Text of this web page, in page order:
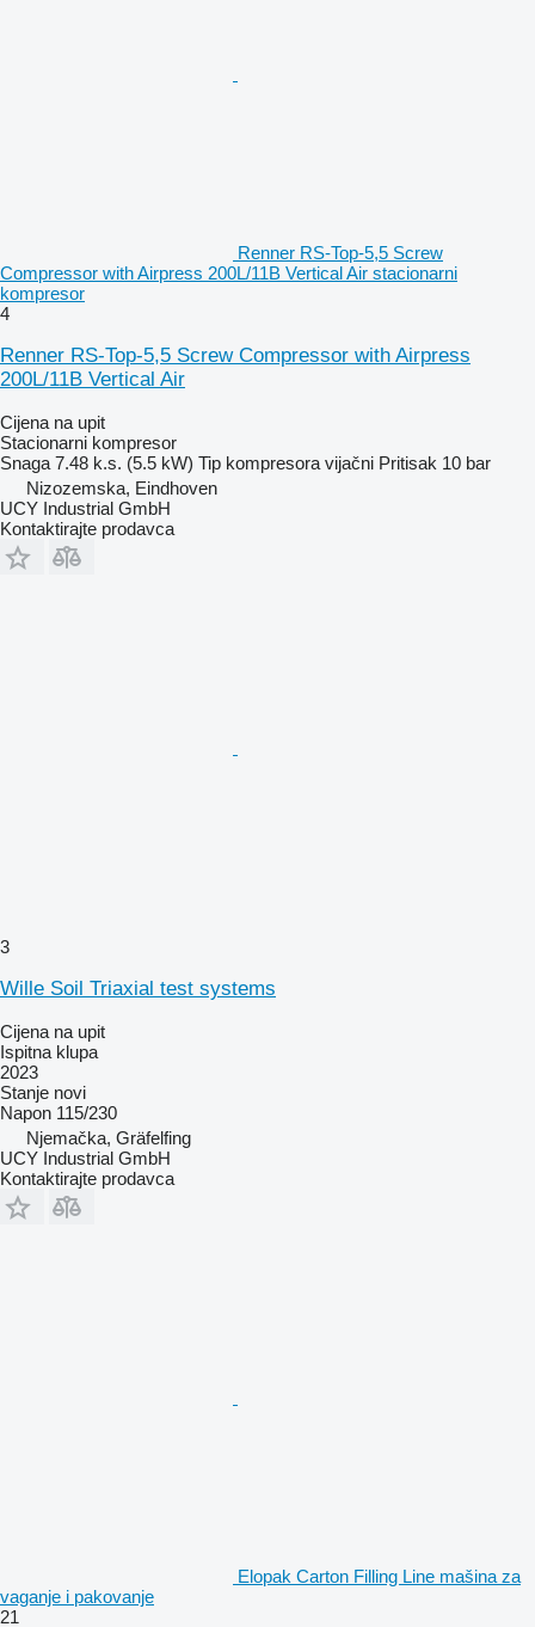
Renner RS-Top-5,5 Screw
Compressor with Airpress 200L/11B Vertical Air stacionarni
kompresor
4
Renner RS-Top-5,5 Screw Compressor with Airpress
200L/11B Vertical Air
Cijena na upit
Stacionarni kompresor
Snaga 7.48 k.s. (5.5 kW) Tip kompresora vijačni Pritisak 10 bar
Nizozemska, Eindhoven
UCY Industrial GmbH
Kontaktirajte prodavca
3
Wille Soil Triaxial test systems
Cijena na upit
Ispitna klupa
2023
Stanje novi
Napon 115/230
Njemačka, Gräfelfing
UCY Industrial GmbH
Kontaktirajte prodavca
Elopak Carton Filling Line mašina za
vaganje i pakovanje
21